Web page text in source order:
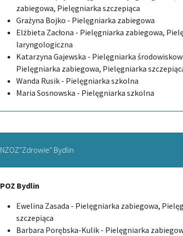
zabiegowa, Pielęgniarka szczepiąca
Grażyna Bojko - Pielęgniarka zabiegowa
Elżbieta Zacłona - Pielęgniarka zabiegowa,
laryngologiczna
Katarzyna Gajewska - Pielęgniarka
Pielęgniarka zabiegowa, Pielęgniarka
Wanda Rusik - Pielęgniarka szkolna
Maria Sosnowska - Pielęgniarka szkolna
NZOZ"Zdrowie" Bydlin
POZ Bydlin
Ewelina Zasada - Pielęgniarka zabiegowa,
szczepiąca
Barbara Porębska-Kulik - Pielęgniarka